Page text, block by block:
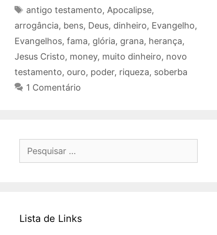
Tags
antigo testamento, Apocalipse,
arrogância, bens, Deus, dinheiro, Evangelho,
Evangelhos, fama, glória, grana, herança,
Jesus Cristo, money, muito dinheiro, novo
testamento, ouro, poder, riqueza, soberba
1 Comentário
por:
Lista de Links